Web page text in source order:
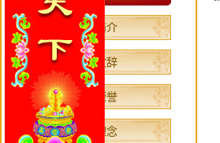
公司简介
领导致辞
资质荣誉
文化理念